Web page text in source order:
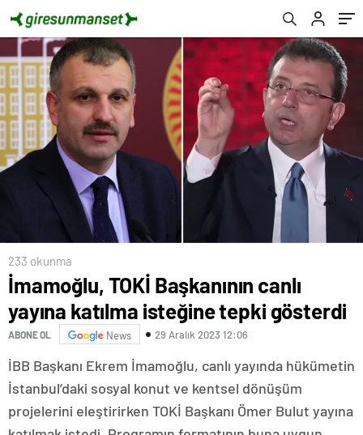
233 okunma
İmamoğlu, TOKİ Başkanının canlı
yayına katılma isteğine tepki gösterdi
ABONE OL News 29 Aralık 2023 12:06
İBB Başkanı Ekrem İmamoğlu, canlı yayında hükümetin
İstanbul’daki sosyal konut ve kentsel dönüşüm
projelerini eleştirirken TOKİ Başkanı Ömer Bulut yayına